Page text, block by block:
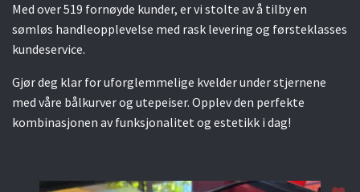
Med over 519 fornøyde kunder, er vi stolte av å tilby en
sømløs handleopplevelse med rask levering og førsteklasses
kundeservice.
Gjør deg klar for uforglemmelige kvelder under stjernene
med våre bålkurver og utepeiser. Opplev den perfekte
kombinasjonen av funksjonalitet og estetikk i dag!